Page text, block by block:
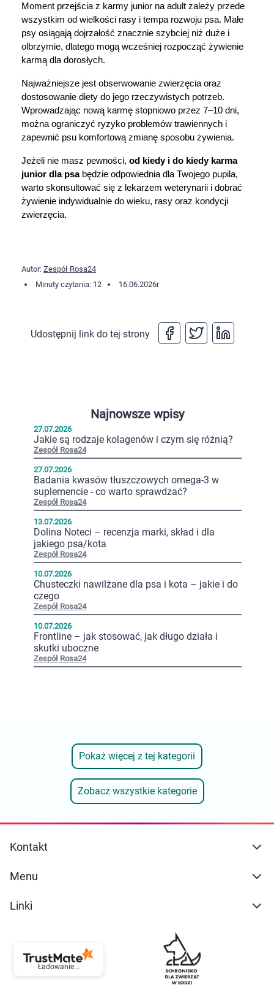
Moment przejścia z karmy junior na adult zależy przede
wszystkim od wielkości rasy i tempa rozwoju psa. Małe
psy osiągają dojrzałość znacznie szybciej niż duże i
olbrzymie, dlatego mogą wcześniej rozpocząć żywienie
karmą dla dorosłych.
Najważniejsze jest obserwowanie zwierzęcia oraz
dostosowanie diety do jego rzeczywistych potrzeb.
Wprowadzając nową karmę stopniowo przez 7–10 dni,
można ograniczyć ryzyko problemów trawiennych i
zapewnić psu komfortową zmianę sposobu żywienia.
Jeżeli nie masz pewności, od kiedy i do kiedy karma
junior dla psa będzie odpowiednia dla Twojego pupila,
warto skonsultować się z lekarzem weterynarii i dobrać
żywienie indywidualnie do wieku, rasy oraz kondycji
zwierzęcia.
Autor: Zespół Rosa24
Minuty czytania: 12
16.06.2026r
Udostępnij link do tej strony
Najnowsze wpisy
27.07.2026
Jakie są rodzaje kolagenów i czym się różnią?
Zespół Rosa24
27.07.2026
Badania kwasów tłuszczowych omega-3 w
suplemencie - co warto sprawdzać?
Zespół Rosa24
13.07.2026
Dolina Noteci – recenzja marki, skład i dla
jakiego psa/kota
Zespół Rosa24
10.07.2026
Chusteczki nawilżane dla psa i kota – jakie i do
czego
Zespół Rosa24
10.07.2026
Frontline – jak stosować, jak długo działa i
skutki uboczne
Zespół Rosa24
Zobacz wszystkie kategorie
Pokaż więcej z tej kategorii
Kontakt
Menu
Linki
Ładowanie...